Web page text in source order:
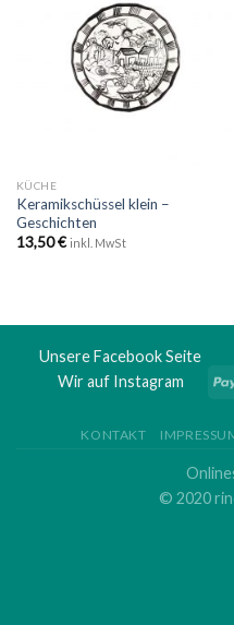
Wunschliste
hinzufügen
KÜCHE
Keramikschüssel klein –
Geschichten
13,50€ inkl. MwSt
Unsere Facebook Seite
Wir auf Instagram
KONTAKT
© 2020